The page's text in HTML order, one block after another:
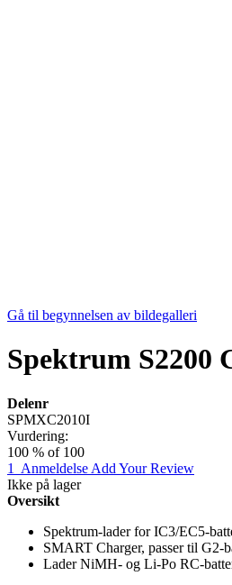
Gå til begynnelsen av bildegalleri
Spektrum S2200
Delenr
SPMXC2010I
Vurdering:
100 % of 100
1
Anmeldelse Add Your Review
Ikke på lager
Oversikt
Spektrum-lader for IC3/EC5-
SMART Charger, passer til G2-
Lader NiMH- og Li-Po RC-